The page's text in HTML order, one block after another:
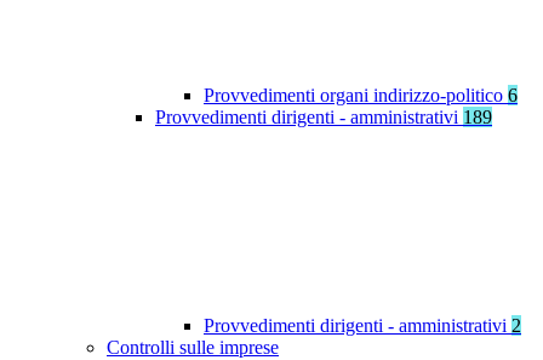
Provvedimenti organi indirizzo-politico 6
Provvedimenti dirigenti - amministrativi 189
Provvedimenti dirigenti - amministrativi 2
Controlli sulle imprese